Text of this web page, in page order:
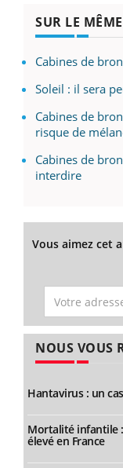
SUR LE
Cabines de
Soleil : il sera
Cabines de
risque de
Cabines de
interdire
Vous aimez cet
NOUS VOUS
Hantavirus : un
Mortalité infantile
élevé en France